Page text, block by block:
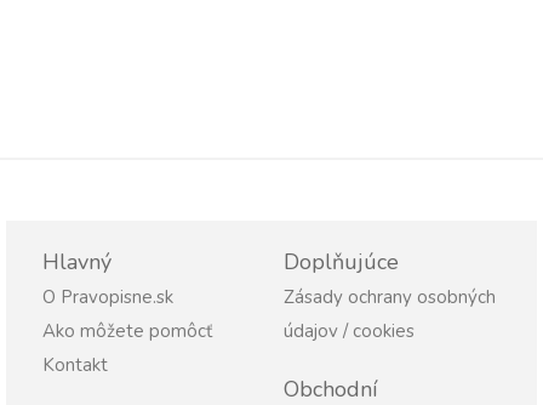
Hlavný
O Pravopisne.sk
Ako môžete pomôcť
Kontakt
Doplňujúce
Zásady ochrany osobných
údajov / cookies
Obchodní